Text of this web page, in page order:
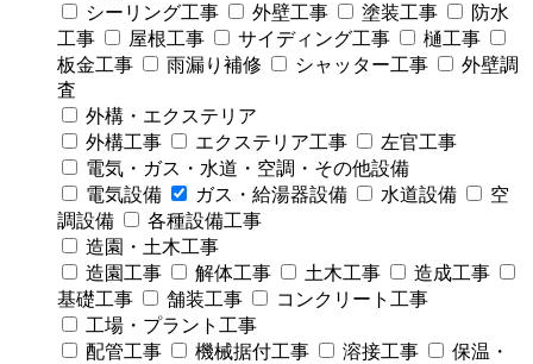
シーリング工事
外壁工事 塗装工事
防水
工事
屋根工事 サイディング工事
樋工事
板金工事
雨漏り補修 シャッター工事
外壁調
査
外構・エクステリア
外構工事
エクステリア工事
左官工事
電気・ガス・水道・空調・その他設備
電気設備
ガス・給湯器設備 水道設備
空
調設備
各種設備工事
造園・土木工事
造園工事
解体工事 土木工事
造成工事
基礎工事
舗装工事
コンクリート工事
工場・プラント工事
配管工事
機械据付工事 溶接工事
保温・